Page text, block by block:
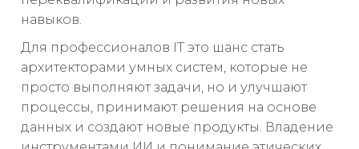
навыков.
Для профессионалов IT это шанс стать
архитекторами умных систем, которые не
просто выполняют задачи, но и улучшают
процессы, принимают решения на основе
данных и создают новые продукты. Владение